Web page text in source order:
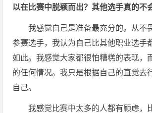
以在比赛中脱颖而出？其他选手真的不
我感觉自己是准备最充分的。从不
参赛选手，我认为自己比其他职业选手
如此。我感觉大家都很怕糟糕的表现，
的任何情况。我只是根据自己的直觉去
自己。
我感觉比赛中太多的人都有顾虑，